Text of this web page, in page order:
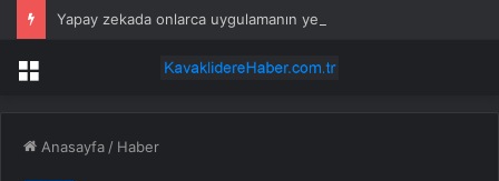
Menü
Anasayfa / Haber